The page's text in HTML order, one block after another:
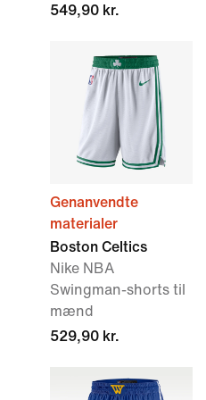
549,90 kr.
Genanvendte
materialer
Boston Celtics
Nike NBA
Swingman-shorts til
mænd
529,90 kr.